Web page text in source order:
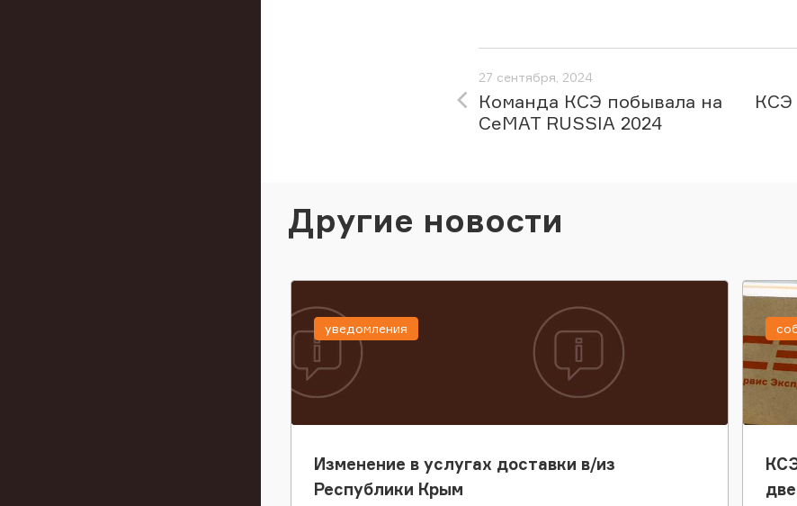
27 сентября, 2024
Команда КСЭ побывала на
CeMAT RUSSIA 2024
КСЭ
Другие новости
Изменение в услугах доставки в/из
Республики Крым
уведомления